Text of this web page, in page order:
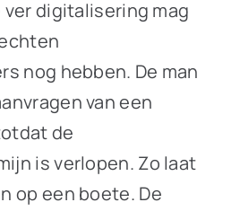
ver digitalisering mag
nog hebben. De man
van een
de
is verlopen. Zo laat
op een boete. De